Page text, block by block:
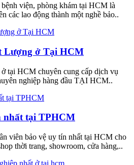
viện, phòng khám tại HCM là
các lao động thành một nghề bảo..
Lượng ở Tại HCM
tại HCM chuyên cung cấp dịch vụ
nghiệp hàng đầu TẠI HCM..
nhất tại TPHCM
viên bảo vệ uy tín nhất tại HCM cho
thời trang, showroom, cửa hàng,..